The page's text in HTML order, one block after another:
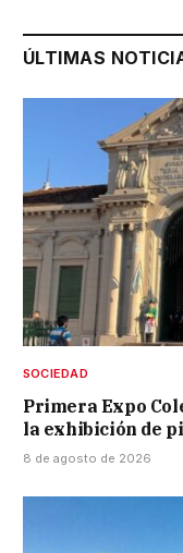
ÚLTIMAS
SOCIEDAD
Primera Expo
la exhibición de
8 de agosto de 2026